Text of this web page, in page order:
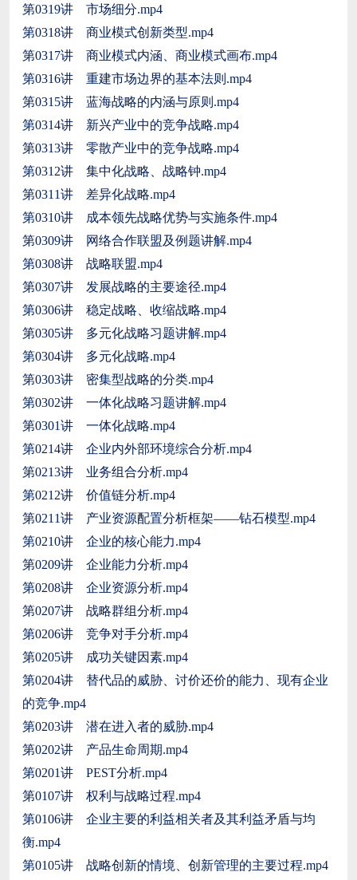
第0319讲 市场细分.mp4
第0318讲 商业模式创新类型.mp4
第0317讲 商业模式内涵、商业模式画布.mp4
第0316讲 重建市场边界的基本法则.mp4
第0315讲 蓝海战略的内涵与原则.mp4
第0314讲 新兴产业中的竞争战略.mp4
第0313讲 零散产业中的竞争战略.mp4
第0312讲 集中化战略、战略钟.mp4
第0311讲 差异化战略.mp4
第0310讲 成本领先战略优势与实施条件.mp4
第0309讲 网络合作联盟及例题讲解.mp4
第0308讲 战略联盟.mp4
第0307讲 发展战略的主要途径.mp4
第0306讲 稳定战略、收缩战略.mp4
第0305讲 多元化战略习题讲解.mp4
第0304讲 多元化战略.mp4
第0303讲 密集型战略的分类.mp4
第0302讲 一体化战略习题讲解.mp4
第0301讲 一体化战略.mp4
第0214讲 企业内外部环境综合分析.mp4
第0213讲 业务组合分析.mp4
第0212讲 价值链分析.mp4
第0211讲 产业资源配置分析框架——钻石模型.mp4
第0210讲 企业的核心能力.mp4
第0209讲 企业能力分析.mp4
第0208讲 企业资源分析.mp4
第0207讲 战略群组分析.mp4
第0206讲 竞争对手分析.mp4
第0205讲 成功关键因素.mp4
第0204讲 替代品的威胁、讨价还价的能力、现有企业
的竞争.mp4
第0203讲 潜在进入者的威胁.mp4
第0202讲 产品生命周期.mp4
第0201讲 PEST分析.mp4
第0107讲 权利与战略过程.mp4
第0106讲 企业主要的利益相关者及其利益矛盾与均
衡.mp4
第0105讲 战略创新的情境、创新管理的主要过程.mp4